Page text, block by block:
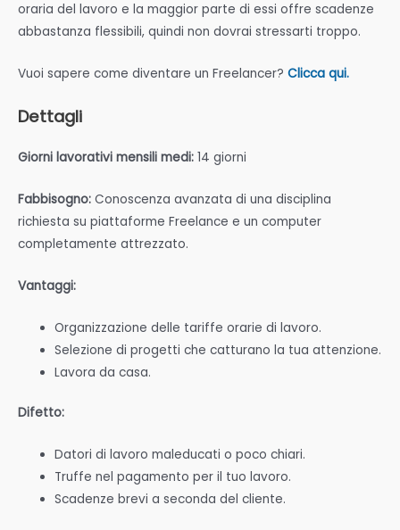
oraria del lavoro e la maggior parte di essi offre scadenze
abbastanza flessibili, quindi non dovrai stressarti troppo.
Vuoi sapere come diventare un Freelancer? Clicca qui.
Dettagli
Giorni lavorativi mensili medi: 14 giorni
Fabbisogno: Conoscenza avanzata di una disciplina
richiesta su piattaforme Freelance e un computer
completamente attrezzato.
Vantaggi:
Organizzazione delle tariffe orarie di lavoro.
Selezione di progetti che catturano la tua attenzione.
Lavora da casa.
Difetto:
Datori di lavoro maleducati o poco chiari.
Truffe nel pagamento per il tuo lavoro.
Scadenze brevi a seconda del cliente.